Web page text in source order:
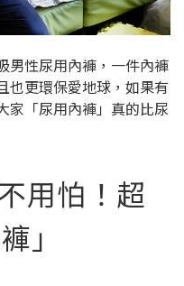
男性尿用內褲，一件內褲
也更環保愛地球，如果有
家「尿用內褲」真的比尿
用怕！超
」